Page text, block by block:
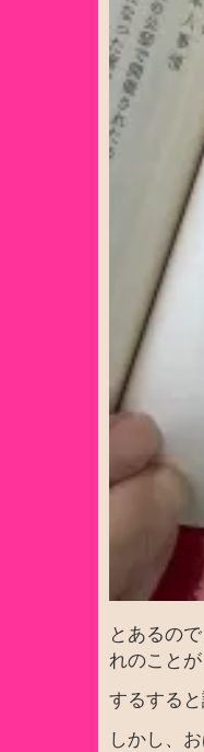
とあるの
れのことが
するすると
しかし、